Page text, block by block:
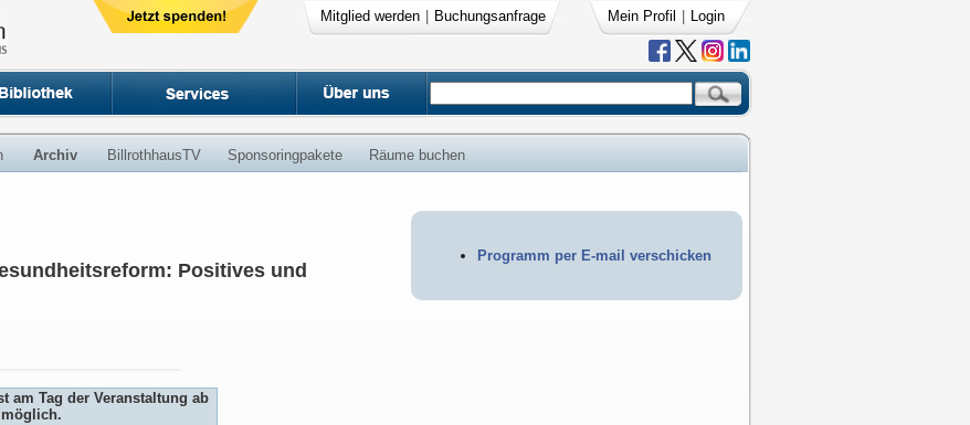
Mitglied werden Buchungsanfrage Mein Profil Login
Archiv BillrothhausTV Sponsoringpakete Räume buchen
Programm per E-mail verschicken
Positives und
am Tag der Veranstaltung ab
möglich.